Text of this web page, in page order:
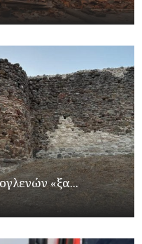
«ξα...